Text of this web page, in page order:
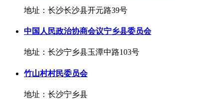
地址：长沙长沙县开元路39号
中国人民政治协商会议宁乡县委员会
地址：长沙宁乡县玉潭中路103号
竹山村村民委员会
地址：长沙宁乡县